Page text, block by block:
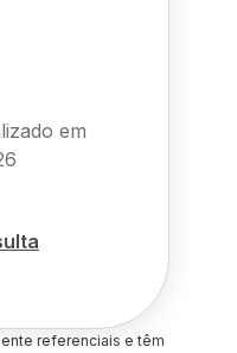
em
referenciais e têm